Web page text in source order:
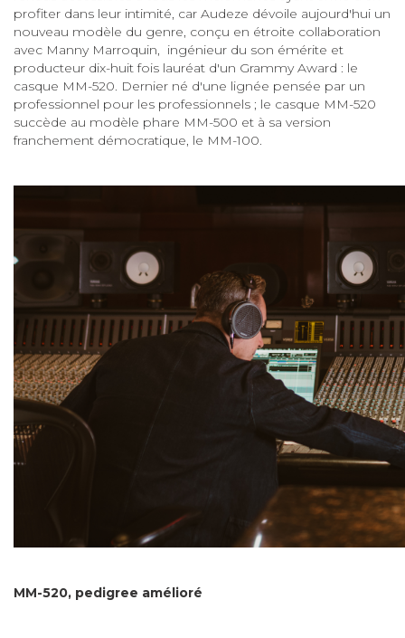
profiter dans leur intimité, car Audeze dévoile aujourd'hui un
nouveau modèle du genre, conçu en étroite collaboration
avec Manny Marroquin, ingénieur du son émérite et
producteur dix-huit fois lauréat d'un Grammy Award : le
casque MM-520. Dernier né d'une lignée pensée par un
professionnel pour les professionnels ; le casque MM-520
succède au modèle phare MM-500 et à sa version
franchement démocratique, le MM-100.
MM-520, pedigree amélioré